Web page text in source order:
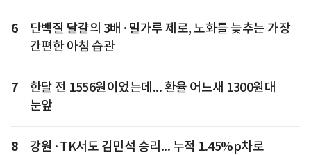
6
단백질 달걀의 3배·밀가루 제로, 노화를 늦추는 가장
간편한 아침 습관
7
한달 전 1556원이었는데... 환율 어느새 1300원대
눈앞
8
강원·TK서도 김민석 승리... 누적 1.45%p차로